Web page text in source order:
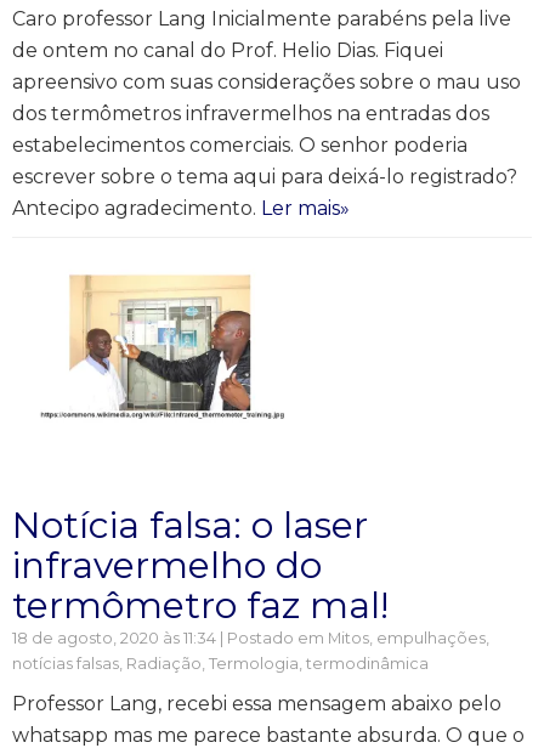
Caro professor Lang Inicialmente parabéns pela live
de ontem no canal do Prof. Helio Dias. Fiquei
apreensivo com suas considerações sobre o mau uso
dos termômetros infravermelhos na entradas dos
estabelecimentos comerciais. O senhor poderia
escrever sobre o tema aqui para deixá-lo registrado?
Antecipo agradecimento. Ler mais»
Notícia falsa: o laser
infravermelho do
termômetro faz mal!
18 de agosto, 2020 às 11:34 | Postado em Mitos, empulhações,
notícias falsas, Radiação, Termologia, termodinâmica
Professor Lang, recebi essa mensagem abaixo pelo
whatsapp mas me parece bastante absurda. O que o